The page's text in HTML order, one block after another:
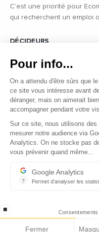
C’est une priorité pour
qui recherchent un emploi
DÉCIDEURS
politique des pays du
Copyright © 2026 - Tous
Qui sommes-nous ?
Contact
Mentions légales
Pour info...
On a attendu d'être sûrs que
ce site vous intéresse avant
déranger, mais on aimerait
accompagner pendant votre
Sur ce site, nous utilisons des
mesurer notre audience via
Analytics. On ne stocke pas
vous prévenir quand même...
?
Google Analytics
Permet d'analyser les
stop loading
Fermer